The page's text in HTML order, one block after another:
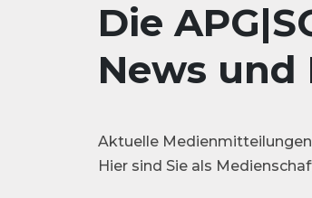
Die
News
Aktuelle
Hier sind Sie als